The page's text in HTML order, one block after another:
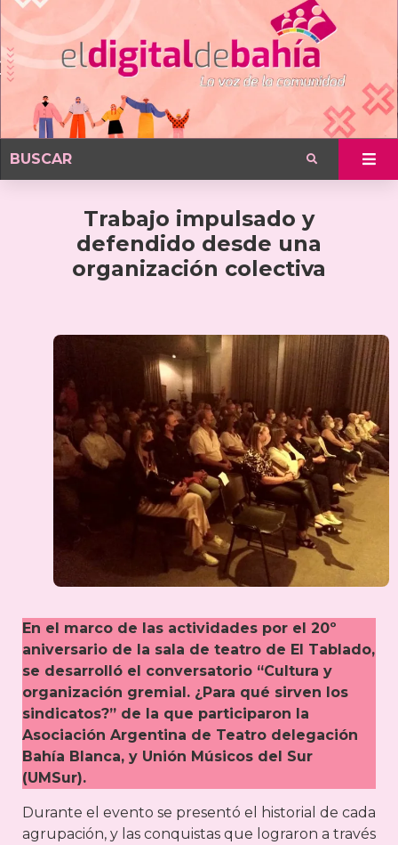
Trabajo impulsado y
defendido desde una
organización colectiva
En el marco de las actividades por el 20º
aniversario de la sala de teatro de El Tablado,
se desarrolló el conversatorio “Cultura y
organización gremial. ¿Para qué sirven los
sindicatos?” de la que participaron la
Asociación Argentina de Teatro delegación
Bahía Blanca, y Unión Músicos del Sur
(UMSur).
Durante el evento se presentó el historial de cada
agrupación, y las conquistas que lograron a través